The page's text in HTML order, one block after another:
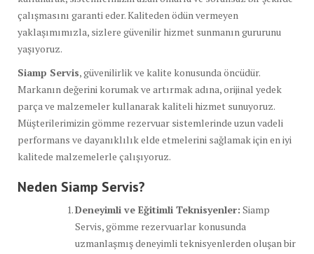
çalışmasını garanti eder. Kaliteden ödün vermeyen
yaklaşımımızla, sizlere güvenilir hizmet sunmanın gururunu
yaşıyoruz.
Siamp Servis, güvenilirlik ve kalite konusunda öncüdür.
Markanın değerini korumak ve artırmak adına, orijinal yedek
parça ve malzemeler kullanarak kaliteli hizmet sunuyoruz.
Müşterilerimizin gömme rezervuar sistemlerinde uzun vadeli
performans ve dayanıklılık elde etmelerini sağlamak için en iyi
kalitede malzemelerle çalışıyoruz.
Neden Siamp Servis?
Deneyimli ve Eğitimli Teknisyenler: Siamp
Servis, gömme rezervuarlar konusunda
uzmanlaşmış deneyimli teknisyenlerden oluşan bir